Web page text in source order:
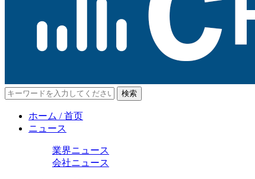
ホーム / 首页
ニュース
業界ニュース
会社ニュース